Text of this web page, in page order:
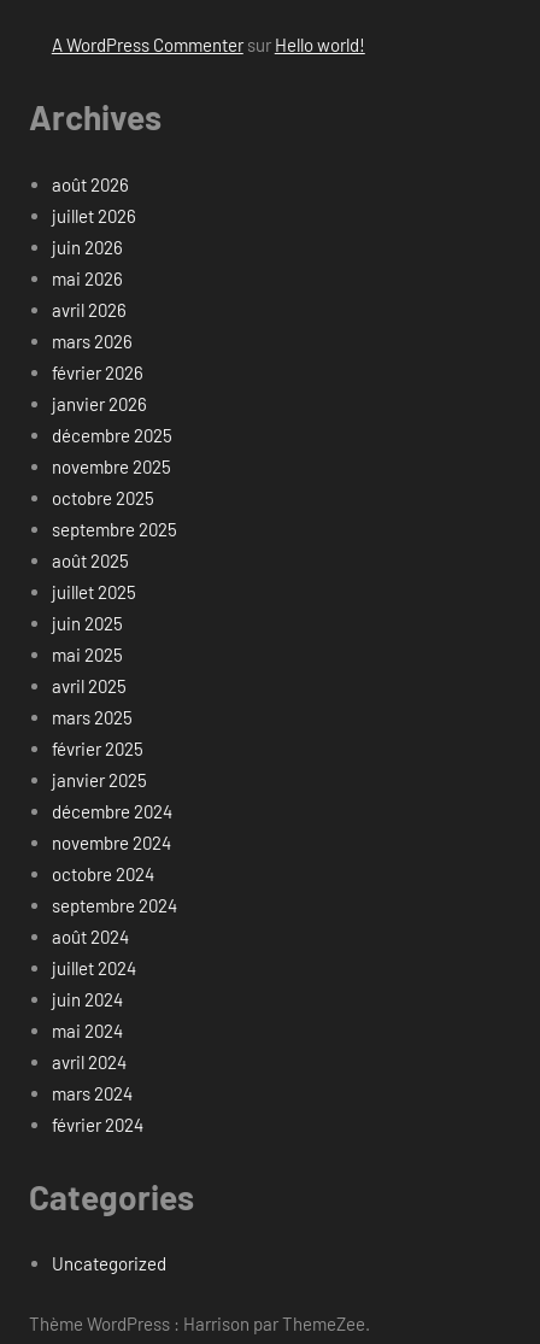
A WordPress Commentersur Hello world!
Archives
août 2026
juillet 2026
juin 2026
mai 2026
avril 2026
mars 2026
février 2026
janvier 2026
décembre 2025
novembre 2025
octobre 2025
septembre 2025
août 2025
juillet 2025
juin 2025
mai 2025
avril 2025
mars 2025
février 2025
janvier 2025
décembre 2024
novembre 2024
octobre 2024
septembre 2024
août 2024
juillet 2024
juin 2024
mai 2024
avril 2024
mars 2024
février 2024
Categories
Uncategorized
Thème WordPress : Harrison par ThemeZee.